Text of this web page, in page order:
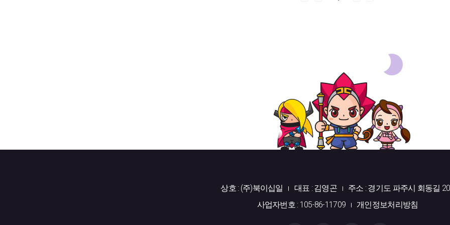
상호 : (주)북이십일 대표 : 김영곤
주소 : 경기도 파주시 회동길
사업자번호 : 105-86-11709
개인정보처리방침